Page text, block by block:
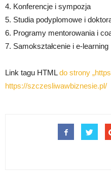
4. Konferencje i sympozja
5. Studia podyplomowe i
6. Programy mentorowania i
7. Samokształcenie i e-learning
Link tagu HTMLdo strony
https://szczesliwawbiznesie.pl/